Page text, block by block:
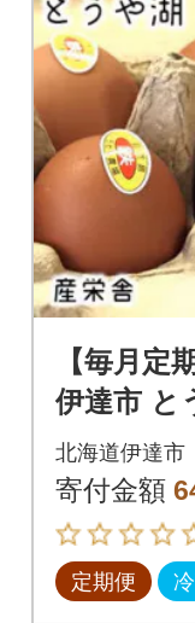
【毎月定
伊達市 と
鉄 80個入
北海道伊達市
寄付金額
定期便